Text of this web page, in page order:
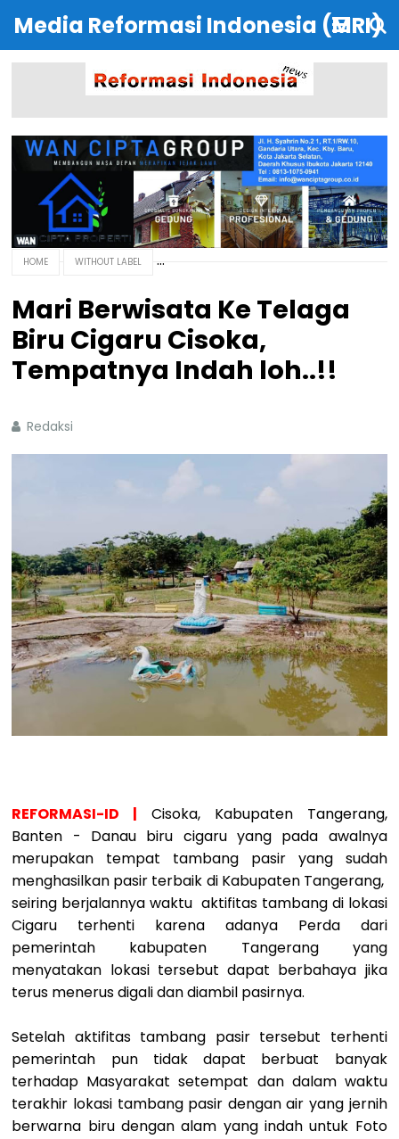
Media Reformasi Indonesia (MRI)
HOME WITHOUT LABEL
Mari Berwisata Ke Telaga
Biru Cigaru Cisoka,
Tempatnya Indah loh..!!
Redaksi
REFORMASI-ID | Cisoka, Kabupaten Tangerang,
Banten - Danau biru cigaru yang pada awalnya
merupakan tempat tambang pasir yang sudah
menghasilkan pasir terbaik di Kabupaten Tangerang,
seiring berjalannya waktu aktifitas tambang di lokasi
Cigaru terhenti karena adanya Perda dari
pemerintah kabupaten Tangerang yang
menyatakan lokasi tersebut dapat berbahaya jika
terus menerus digali dan diambil pasirnya.
Setelah aktifitas tambang pasir tersebut terhenti
pemerintah pun tidak dapat berbuat banyak
terhadap Masyarakat setempat dan dalam waktu
terakhir lokasi tambang pasir dengan air yang jernih
berwarna biru dengan alam yang indah untuk Foto